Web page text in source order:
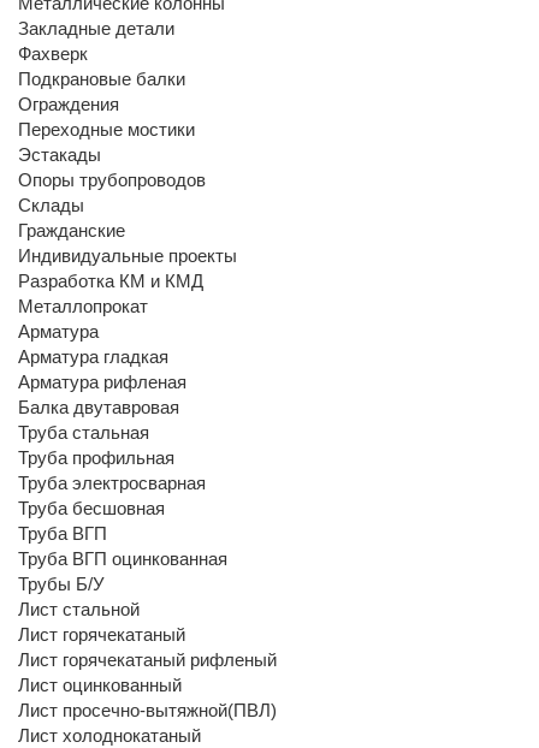
Закладные детали
Фахверк
Подкрановые балки
Ограждения
Переходные мостики
Эстакады
Опоры трубопроводов
Склады
Гражданские
Индивидуальные проекты
Разработка КМ и КМД
Металлопрокат
Арматура
Арматура гладкая
Арматура рифленая
Балка двутавровая
Труба стальная
Труба профильная
Труба электросварная
Труба бесшовная
Труба ВГП
Труба ВГП оцинкованная
Трубы Б/У
Лист стальной
Лист горячекатаный
Лист горячекатаный рифленый
Лист оцинкованный
Лист просечно-вытяжной(ПВЛ)
Лист холоднокатаный